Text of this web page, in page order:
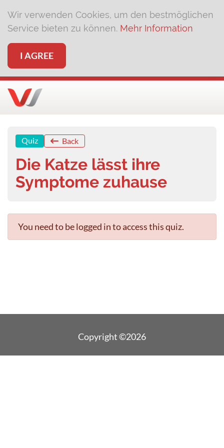
Wir verwenden Cookies, um den bestmöglichen
Service bieten zu können. Mehr Information
I AGREE
Quiz Back
Die Katze lässt ihre
Symptome zuhause
You need to be logged in to access this quiz.
Copyright ©2026